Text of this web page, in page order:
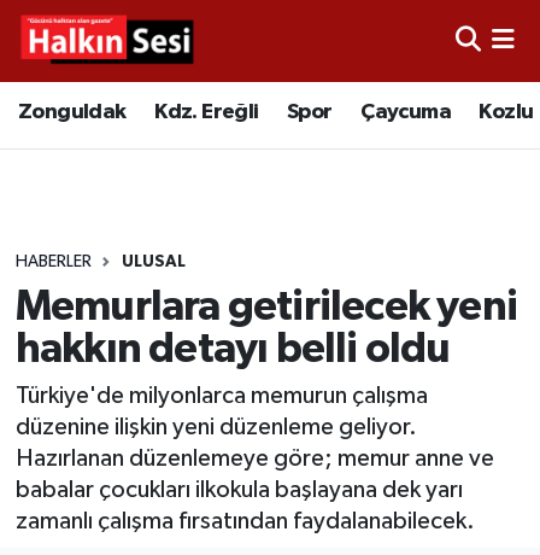
Zonguldak Kdz. Ereğli Spor Çaycuma Kozlu
HABERLER ULUSAL
Memurlara getirilecek yeni
hakkın detayı belli oldu
Türkiye'de milyonlarca memurun çalışma
düzenine ilişkin yeni düzenleme geliyor.
Hazırlanan düzenlemeye göre; memur anne ve
babalar çocukları ilkokula başlayana dek yarı
zamanlı çalışma fırsatından faydalanabilecek.
Video
Çaycuma
Alaplı
Asayiş
Bartın
Karabük
Merkez Hava Durumu
Tüm Manşetler
Son Dakika Haberleri
Haber Arşivi